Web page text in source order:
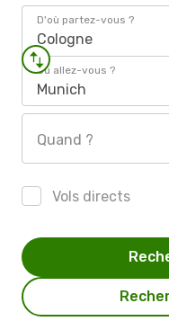
D'où partez-vous ?
Cologne
Où allez-vous ?
Munich
Quand ?
Vols directs